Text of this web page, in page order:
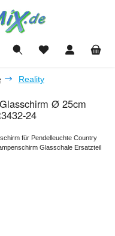
Du hast 0 Produkte
Reality
Ø 25cm
24